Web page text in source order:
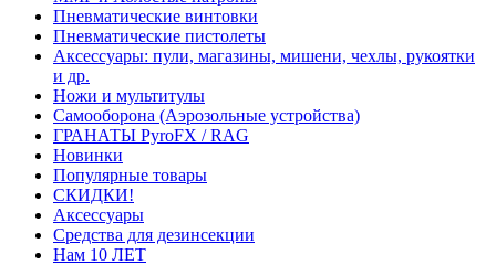
Пневматические винтовки
Пневматические пистолеты
Аксессуары: пули, магазины, мишени, чехлы, рукоятки
и др.
Ножи и мультитулы
Самооборона (Аэрозольные устройства)
ГРАНАТЫ PyroFX / RAG
Новинки
Популярные товары
СКИДКИ!
Аксессуары
Средства для дезинсекции
Нам 10 ЛЕТ